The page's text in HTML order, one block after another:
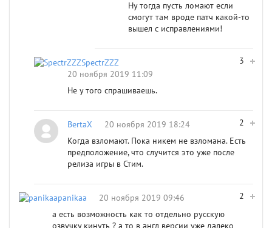
Ну тогда пусть ломают если
смогут там вроде патч какой-то
вышел с исправлениями!
3
SpectrZZZ
20 ноября 2019 11:09
Не у того спрашиваешь.
2
BertaX
20 ноября 2019 18:24
Когда взломают. Пока никем не взломана. Есть
предположение, что случится это уже после
релиза игры в Стим.
2
panikaa
20 ноября 2019 09:46
а есть возможность как то отдельно русскую